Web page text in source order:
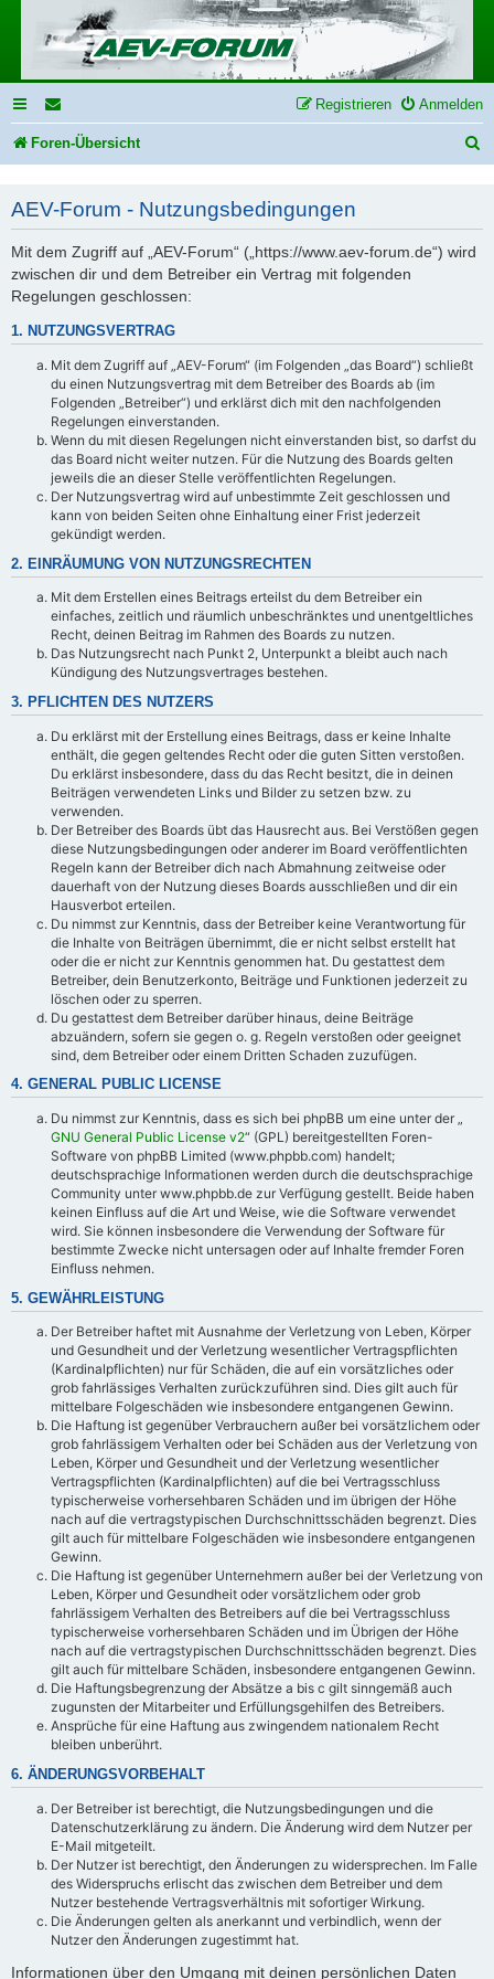
Anmelden
Registrieren
Foren-Übersicht
AEV-Forum - Nutzungsbedingungen
Mit dem Zugriff auf „AEV-Forum“ („https://www.aev-forum.de“) wird
zwischen dir und dem Betreiber ein Vertrag mit folgenden
Regelungen geschlossen:
1. NUTZUNGSVERTRAG
Mit dem Zugriff auf „AEV-Forum“ (im Folgenden „das Board“) schließt
du einen Nutzungsvertrag mit dem Betreiber des Boards ab (im
Folgenden „Betreiber“) und erklärst dich mit den nachfolgenden
Regelungen einverstanden.
Wenn du mit diesen Regelungen nicht einverstanden bist, so darfst du
das Board nicht weiter nutzen. Für die Nutzung des Boards gelten
jeweils die an dieser Stelle veröffentlichten Regelungen.
Der Nutzungsvertrag wird auf unbestimmte Zeit geschlossen und
kann von beiden Seiten ohne Einhaltung einer Frist jederzeit
gekündigt werden.
2. EINRÄUMUNG VON NUTZUNGSRECHTEN
Mit dem Erstellen eines Beitrags erteilst du dem Betreiber ein
einfaches, zeitlich und räumlich unbeschränktes und unentgeltliches
Recht, deinen Beitrag im Rahmen des Boards zu nutzen.
Das Nutzungsrecht nach Punkt 2, Unterpunkt a bleibt auch nach
Kündigung des Nutzungsvertrages bestehen.
3. PFLICHTEN DES NUTZERS
Du erklärst mit der Erstellung eines Beitrags, dass er keine Inhalte
enthält, die gegen geltendes Recht oder die guten Sitten verstoßen.
Du erklärst insbesondere, dass du das Recht besitzt, die in deinen
Beiträgen verwendeten Links und Bilder zu setzen bzw. zu
verwenden.
Der Betreiber des Boards übt das Hausrecht aus. Bei Verstößen gegen
diese Nutzungsbedingungen oder anderer im Board veröffentlichten
Regeln kann der Betreiber dich nach Abmahnung zeitweise oder
dauerhaft von der Nutzung dieses Boards ausschließen und dir ein
Hausverbot erteilen.
Du nimmst zur Kenntnis, dass der Betreiber keine Verantwortung für
die Inhalte von Beiträgen übernimmt, die er nicht selbst erstellt hat
oder die er nicht zur Kenntnis genommen hat. Du gestattest dem
Betreiber, dein Benutzerkonto, Beiträge und Funktionen jederzeit zu
löschen oder zu sperren.
Du gestattest dem Betreiber darüber hinaus, deine Beiträge
abzuändern, sofern sie gegen o. g. Regeln verstoßen oder geeignet
sind, dem Betreiber oder einem Dritten Schaden zuzufügen.
4. GENERAL PUBLIC LICENSE
Du nimmst zur Kenntnis, dass es sich bei phpBB um eine unter der „
GNU General Public License v2“ (GPL) bereitgestellten Foren-
Software von phpBB Limited (www.phpbb.com) handelt;
deutschsprachige Informationen werden durch die deutschsprachige
Community unter www.phpbb.de zur Verfügung gestellt. Beide haben
keinen Einfluss auf die Art und Weise, wie die Software verwendet
wird. Sie können insbesondere die Verwendung der Software für
bestimmte Zwecke nicht untersagen oder auf Inhalte fremder Foren
Einfluss nehmen.
5. GEWÄHRLEISTUNG
Der Betreiber haftet mit Ausnahme der Verletzung von Leben, Körper
und Gesundheit und der Verletzung wesentlicher Vertragspflichten
(Kardinalpflichten) nur für Schäden, die auf ein vorsätzliches oder
grob fahrlässiges Verhalten zurückzuführen sind. Dies gilt auch für
mittelbare Folgeschäden wie insbesondere entgangenen Gewinn.
Die Haftung ist gegenüber Verbrauchern außer bei vorsätzlichem oder
grob fahrlässigem Verhalten oder bei Schäden aus der Verletzung von
Leben, Körper und Gesundheit und der Verletzung wesentlicher
Vertragspflichten (Kardinalpflichten) auf die bei Vertragsschluss
typischerweise vorhersehbaren Schäden und im übrigen der Höhe
nach auf die vertragstypischen Durchschnittsschäden begrenzt. Dies
gilt auch für mittelbare Folgeschäden wie insbesondere entgangenen
Gewinn.
Die Haftung ist gegenüber Unternehmern außer bei der Verletzung von
Leben, Körper und Gesundheit oder vorsätzlichem oder grob
fahrlässigem Verhalten des Betreibers auf die bei Vertragsschluss
typischerweise vorhersehbaren Schäden und im Übrigen der Höhe
nach auf die vertragstypischen Durchschnittsschäden begrenzt. Dies
gilt auch für mittelbare Schäden, insbesondere entgangenen Gewinn.
Die Haftungsbegrenzung der Absätze a bis c gilt sinngemäß auch
zugunsten der Mitarbeiter und Erfüllungsgehilfen des Betreibers.
Ansprüche für eine Haftung aus zwingendem nationalem Recht
bleiben unberührt.
6. ÄNDERUNGSVORBEHALT
Der Betreiber ist berechtigt, die Nutzungsbedingungen und die
Datenschutzerklärung zu ändern. Die Änderung wird dem Nutzer per
E-Mail mitgeteilt.
Der Nutzer ist berechtigt, den Änderungen zu widersprechen. Im Falle
des Widerspruchs erlischt das zwischen dem Betreiber und dem
Nutzer bestehende Vertragsverhältnis mit sofortiger Wirkung.
Die Änderungen gelten als anerkannt und verbindlich, wenn der
Nutzer den Änderungen zugestimmt hat.
Informationen über den Umgang mit deinen persönlichen Daten